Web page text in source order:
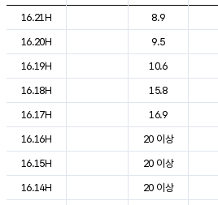
도시별 기상실황표로 지점, 날씨, 기온, 강
16.21H
8.9
16.20H
9.5
16.19H
10.6
16.18H
15.8
16.17H
16.9
16.16H
20 이상
16.15H
20 이상
16.14H
20 이상